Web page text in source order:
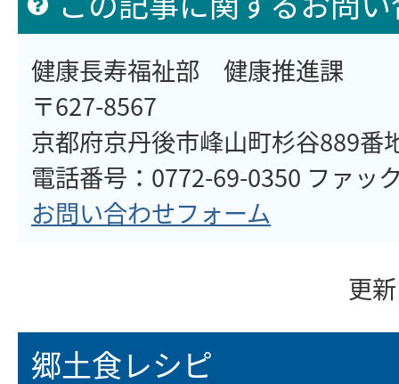
健康長寿福祉部 健康推進課
〒627-8567
京都府京丹後市峰山町杉谷889番
電話番号：0772-69-0350 ファッ
お問い合わせフォーム
更
郷土食レシピ